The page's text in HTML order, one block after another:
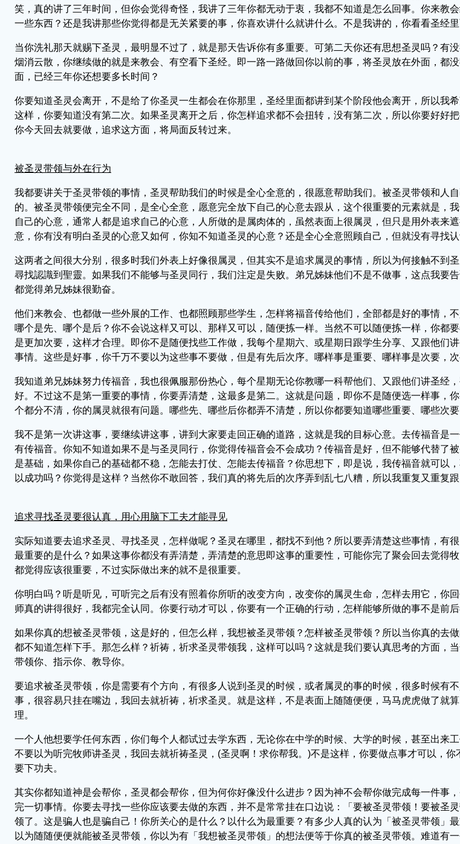
笑，真的讲了三年时间，但你会觉得奇怪，我讲了三年你都无动于衷，我都不知道是怎么回事。你来教
一些东西？还是我讲那些你觉得都是无关紧要的事，你喜欢讲什么就讲什么。不是我讲的，你看看圣经里
当你洗礼那天就赐下圣灵，最明显不过了，就是那天告诉你有多重要。可第二天你还有思想圣灵吗？有
烟消云散，你继续做的就是来教会、有空看下圣经。即一路一路做回你以前的事，将圣灵放在外面，都
面，已经三年你还想要多长时间？
你要知道圣灵会离开，不是给了你圣灵一生都会在你那里，圣经里面都讲到某个阶段他会离开，所以我
这样，你要知道没有第二次。如果圣灵离开之后，你怎样追求都不会扭转，没有第二次，所以你要好好
你今天回去就要做，追求这方面，将局面反转过来。
被圣灵带领与外在行为
我都要讲关于圣灵带领的事情，圣灵帮助我们的时候是全心全意的，很愿意帮助我们。被圣灵带领和人
的。被圣灵带领便完全不同，是全心全意，愿意完全放下自己的心意去跟从，这个很重要的元素就是，
自己的心意，通常人都是追求自己的心意，人所做的是属肉体的，虽然表面上很属灵，但只是用外表来
意，你有没有明白圣灵的心意又如何，你知不知道圣灵的心意？还是全心全意照顾自己，但就没有寻找认
这两者之间很大分别，很多时我们外表上好像很属灵，但其实不是追求属灵的事情，所以为何接触不到
尋找認識到聖靈。如果我们不能够与圣灵同行，我们注定是失败。弟兄姊妹他们不是不做事，这点我要
都觉得弟兄姊妹很勤奋。
他们来教会、也都做一些外展的工作、也都照顾那些学生，怎样将福音传给他们，全部都是好的事情，
哪个是先、哪个是后？你不会说这样又可以、那样又可以，随便拣一样。当然不可以随便拣一样，你都
是更加次要，这样才合理。即你不是随便找些工作做，我每个星期六、或星期日跟学生分享、又跟他们
事情。这些是好事，你千万不要以为这些事不要做，但是有先后次序。哪样事是重要、哪样事是次要，
我知道弟兄姊妹努力传福音，我也很佩服那份热心，每个星期无论你教哪一科帮他们、又跟他们讲圣经
好。不过这不是第一重要的事情，你要弄清楚，这最多是第二。这就是问题，即你不是随便选一样事，
个都分不清，你的属灵就很有问题。哪些先、哪些后你都弄不清楚，所以你都要知道哪些重要、哪些次要
我不是第一次讲这事，要继续讲这事，讲到大家要走回正确的道路，这就是我的目标心意。去传福音是
有传福音。你知不知道如果不是与圣灵同行，你觉得传福音会不会成功？传福音是好，但不能够代替了
是基础，如果你自己的基础都不稳，怎能去打仗、怎能去传福音？你思想下，即是说，我传福音就可以
以成功吗？你觉得是这样？当然你不敢回答，我们真的将先后的次序弄到乱七八糟，所以我重复又重复跟
追求寻找圣灵要很认真，用心用脑下工夫才能寻见
实际知道要去追求圣灵、寻找圣灵，怎样做呢？圣灵在哪里，都找不到他？所以要弄清楚这些事情，有
最重要的是什么？如果这事你都没有弄清楚，弄清楚的意思即这事的重要性，可能你完了聚会回去觉得
都觉得应该很重要，不过实际做出来的就不是很重要。
你明白吗？听是听见，可听完之后有没有照着你所听的改变方向，改变你的属灵生命，怎样去用它，你
师真的讲得很好，我都完全认同。你要行动才可以，你要有一个正确的行动，怎样能够所做的事不是前
如果你真的想被圣灵带领，这是好的，但怎么样，我想被圣灵带领？怎样被圣灵带领？所以当你真的去
都不知道怎样下手。那怎么样？祈祷，祈求圣灵带领我，这样可以吗？这就是我们要认真思考的方面，
带领你、指示你、教导你。
要追求被圣灵带领，你是需要有个方向，有很多人说到圣灵的时候，或者属灵的事的时候，很多时候有
事，很容易只挂在嘴边，我回去就祈祷，祈求圣灵。就是这样，不是表面上随随便便，马马虎虎做了就
理。
一个人他想要学任何东西，你们每个人都试过去学东西，无论你在中学的时候、大学的时候，甚至出来
不要以为听完牧师讲圣灵，我回去就祈祷圣灵，(圣灵啊！求你帮我。)不是这样，你要做点事才可以，
要下功夫。
其实你都知道神是会帮你，圣灵都会帮你，但为何你好像没什么进步？因为神不会帮你做完成每一件事
完一切事情。你要去寻找一些你应该要去做的东西，并不是常常挂在口边说：「要被圣灵带领！要被圣
领了。这是骗人也是骗自己！你所关心的是什么？以什么为最重要？有多少人真的认为「被圣灵带领」
以为随随便便就能被圣灵带领，你以为有「我想被圣灵带领」的想法便等于你真的被圣灵带领。难道有